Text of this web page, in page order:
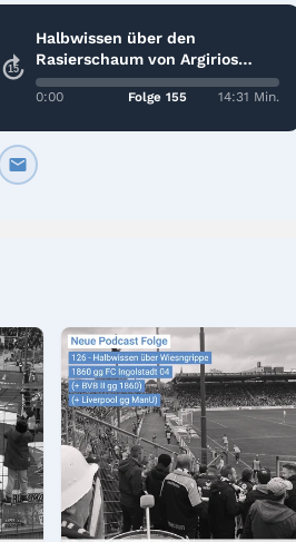
15
Halbwissen über den
Rasierschaum von Argirios
Giannikis
0:00 Folge 155 14:31 Min.